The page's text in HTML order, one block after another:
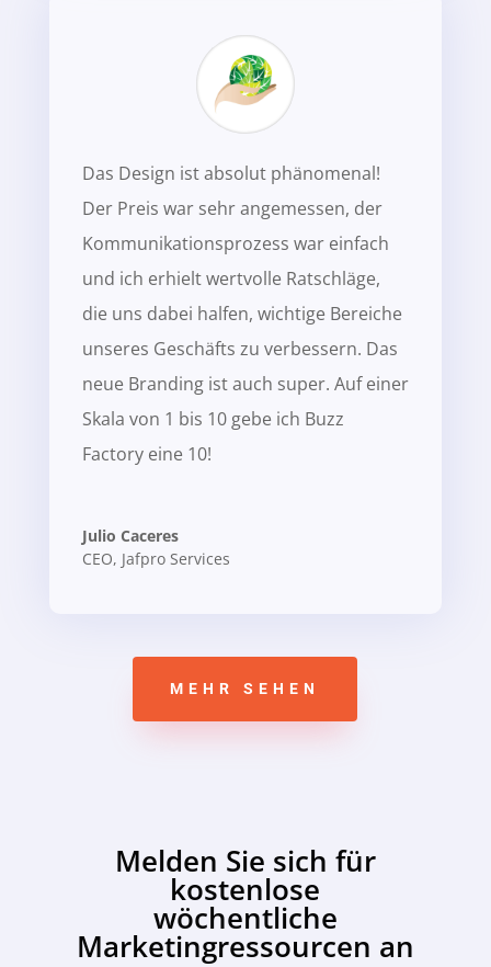
Das Design ist absolut phänomenal!
Der Preis war sehr angemessen, der
Kommunikationsprozess war einfach
und ich erhielt wertvolle Ratschläge,
die uns dabei halfen, wichtige Bereiche
unseres Geschäfts zu verbessern. Das
neue Branding ist auch super. Auf einer
Skala von 1 bis 10 gebe ich Buzz
Factory eine 10!
Julio Caceres
CEO, Jafpro Services
MEHR SEHEN
Melden Sie sich für
kostenlose
wöchentliche
Marketingressourcen an